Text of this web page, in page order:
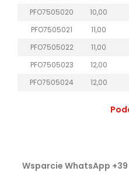
PFO7505020
10,00
PFO7505021
11,00
PFO7505022
11,00
PFO7505023
12,00
PFO7505024
12,00
Wsparcie WhatsApp +39